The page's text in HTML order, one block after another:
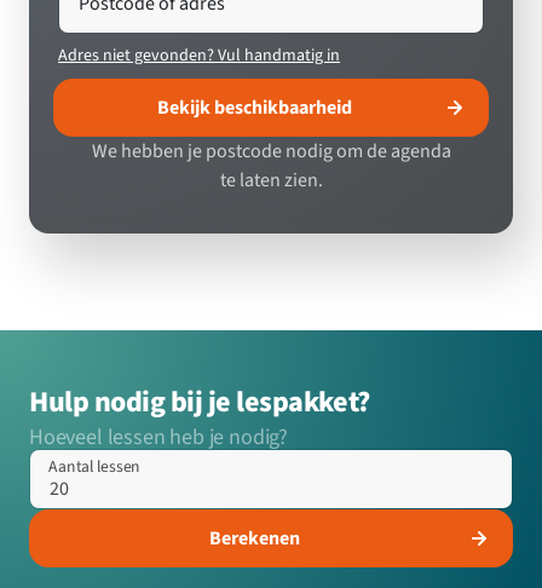
Adres niet gevonden? Vul handmatig in
Bekijk beschikbaarheid
We hebben je postcode nodig om de agenda
te laten zien.
Hulp nodig bij je lespakket?
Hoeveel lessen heb je nodig?
Aantal lessen
Berekenen